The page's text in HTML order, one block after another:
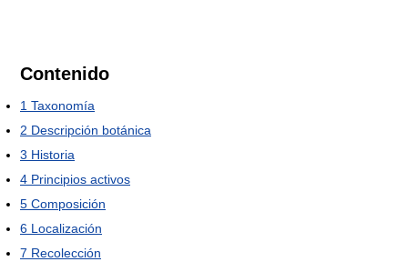
Contenido
1 Taxonomía
2 Descripción botánica
3 Historia
4 Principios activos
5 Composición
6 Localización
7 Recolección